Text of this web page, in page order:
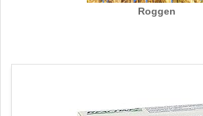
Roggen